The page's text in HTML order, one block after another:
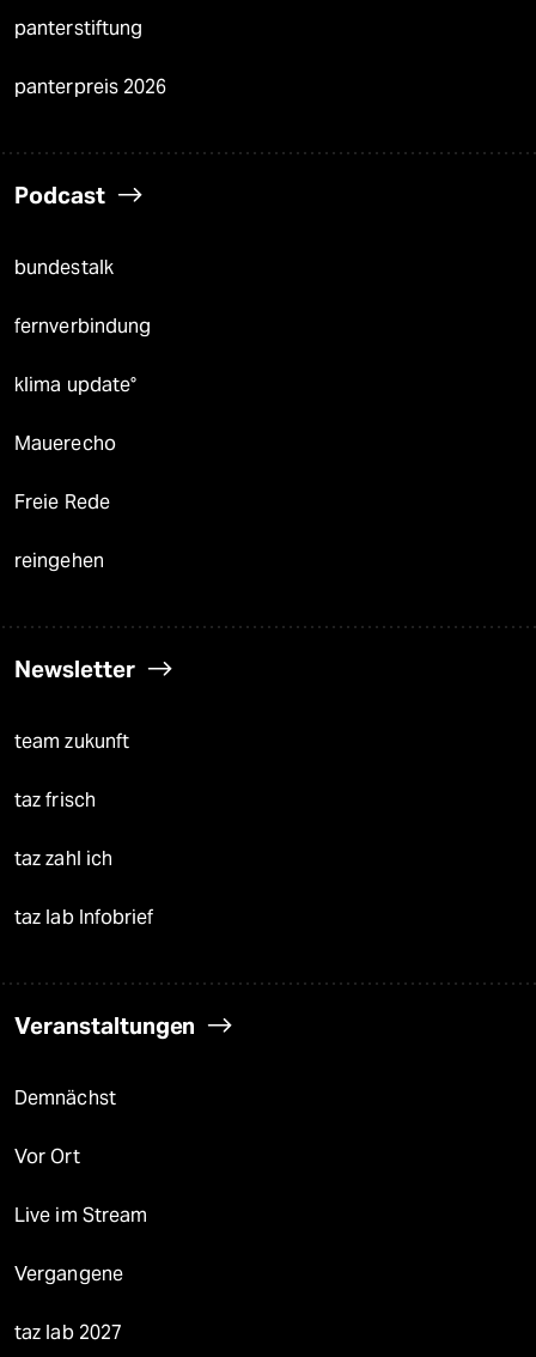
panterstiftung
panterpreis 2026
Podcast
bundestalk
fernverbindung
klima update°
Mauerecho
Freie Rede
reingehen
Newsletter
team zukunft
taz frisch
taz zahl ich
taz lab Infobrief
Veranstaltungen
Demnächst
Vor Ort
Live im Stream
Vergangene
taz lab 2027